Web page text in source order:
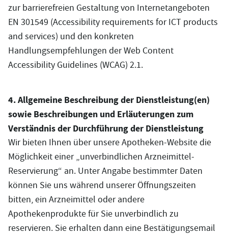
zur barrierefreien Gestaltung von Internetangeboten
EN 301549 (Accessibility requirements for ICT products
and services) und den konkreten
Handlungsempfehlungen der Web Content
Accessibility Guidelines (WCAG) 2.1.
4. Allgemeine Beschreibung der Dienstleistung(en)
sowie Beschreibungen und Erläuterungen zum
Verständnis der Durchführung der Dienstleistung
Wir bieten Ihnen über unsere Apotheken-Website die
Möglichkeit einer „unverbindlichen Arzneimittel-
Reservierung“ an. Unter Angabe bestimmter Daten
können Sie uns während unserer Öffnungszeiten
bitten, ein Arzneimittel oder andere
Apothekenprodukte für Sie unverbindlich zu
reservieren. Sie erhalten dann eine Bestätigungsemail